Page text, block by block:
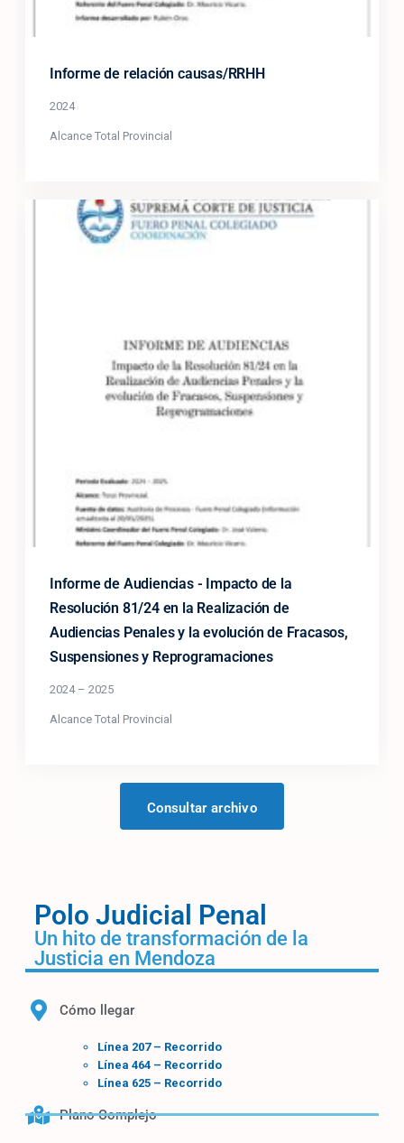
Informe de relación causas/RRHH
2024
Alcance Total Provincial
Informe de Audiencias - Impacto de la
Resolución 81/24 en la Realización de
Audiencias Penales y la evolución de Fracasos,
Suspensiones y Reprogramaciones
2024 – 2025
Alcance Total Provincial
Consultar archivo
Polo Judicial Penal
Un hito de transformación de la
Justicia en Mendoza
Cómo llegar
Línea 207 – Recorrido
Línea 464 – Recorrido
Línea 625 – Recorrido
Plano Complejo